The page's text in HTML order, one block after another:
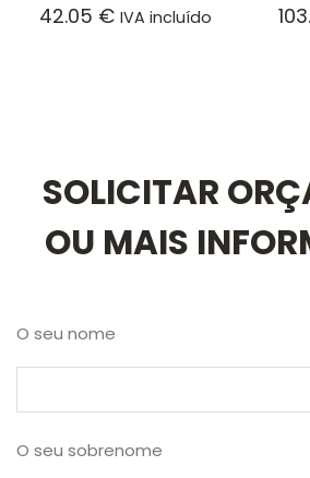
42.05 € IVA incluído
SOLICITAR
OU MAIS
O seu nome
O seu sobrenome